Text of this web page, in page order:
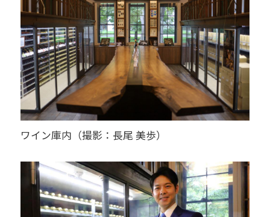
ワイン庫内（撮影：長尾 美歩）